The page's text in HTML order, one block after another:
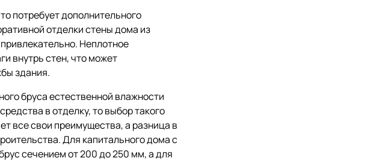
потребует дополнительного
отделки стены дома из
Неплотное
внутрь стен, что может
здания.
бруса естественной влажности
в отделку, то выбор такого
все свои преимущества, а разница в
Для капитального дома с
сечением от 200 до 250 мм, а для